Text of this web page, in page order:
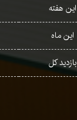
این هفته
این ماه
بازدید کل